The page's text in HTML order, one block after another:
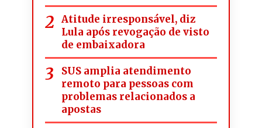
Atitude irresponsável, diz
Lula após revogação de visto
de embaixadora
SUS amplia atendimento
remoto para pessoas com
problemas relacionados a
apostas